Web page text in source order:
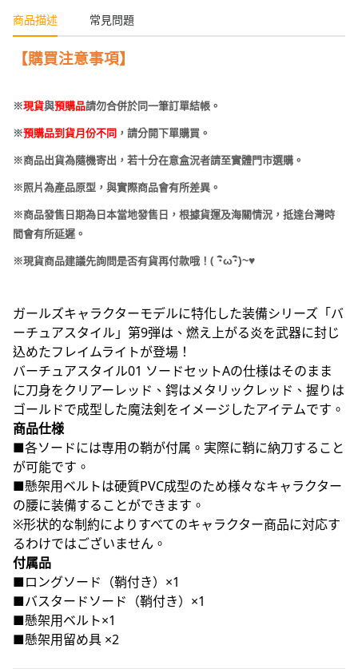
商品描述 常見問題
【購買注意事項】
※現貨與預購品請勿合併於同一筆訂單結帳。
※預購品到貨月份不同 ，請分開下單購買。
※商品出貨為隨機寄出，若十分在意盒況者請至實體門市選購。
※照片為產品原型，與實際商品會有所差異。
※商品發售日期為日本當地發售日，根據貨運及海關情況，抵達台灣時
間會有所延遲。
※現貨商品建議先詢問是否有貨再付款哦！ (･ω･)~♥
ガールズキャラクターモデルに特化した装備シリーズ「バ
ーチュアスタイル」第9弾は、燃え上がる炎を武器に封じ
込めたフレイムライトが登場！
バーチュアスタイル01 ソードセットAの仕様はそのまま
に刀身をクリアーレッド、鍔はメタリックレッド、握りは
ゴールドで成型した魔法剣をイメージしたアイテムです。
商品仕様
■各ソードには専用の鞘が付属。実際に鞘に納刀すること
が可能です。
■懸架用ベルトは硬質PVC成型のため様々なキャラクター
の腰に装備することができます。
※形状的な制約によりすべてのキャラクター商品に対応す
るわけではございません。
付属品
■ロングソード（鞘付き）×1
■バスタードソード（鞘付き）×1
■懸架用ベルト×1
■懸架用留め具 ×2